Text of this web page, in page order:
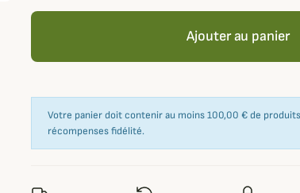
Ajouter au panier
Votre panier doit contenir au moins 100,00 € de
récompenses fidélité.